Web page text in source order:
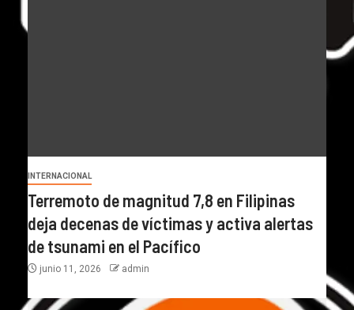
INTERNACIONAL
Terremoto de magnitud 7,8 en Filipinas
deja decenas de víctimas y activa alertas
de tsunami en el Pacífico
junio 11, 2026 admin